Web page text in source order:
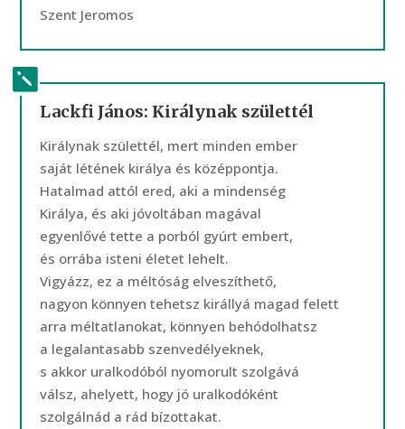
Szent Jeromos
Lackfi János: Királynak születtél
Királynak születtél, mert minden ember
saját létének királya és középpontja.
Hatalmad attól ered, aki a mindenség
Királya, és aki jóvoltában magával
egyenlővé tette a porból gyúrt embert,
és orrába isteni életet lehelt.
Vigyázz, ez a méltóság elveszíthető,
nagyon könnyen tehetsz királlyá magad felett
arra méltatlanokat, könnyen behódolhatsz
a legalantasabb szenvedélyeknek,
s akkor uralkodóból nyomorult szolgává
válsz, ahelyett, hogy jó uralkodóként
szolgálnád a rád bízottakat.